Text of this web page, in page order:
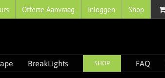
Offerte Aanvraag Inloggen Shop
BreakLights SHOP FAQ